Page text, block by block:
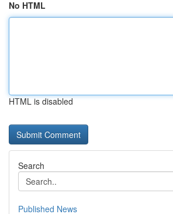
No HTML
HTML is disabled
Search
Published News